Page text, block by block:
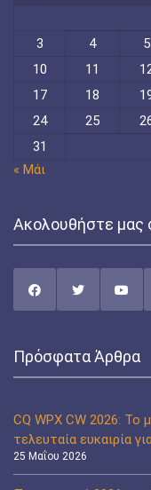
3
4 5
10
11
17
18
24
25
31
« Μάι
Ακολουθήστε μας
Πρόσφατα Άρθρα
CQ WPX CW 2026: Το
τελευταία ευκαιρία
25 Μαΐου 2026